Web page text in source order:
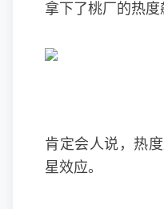
拿下了桃厂的热度
肯定会人说，热
星效应。